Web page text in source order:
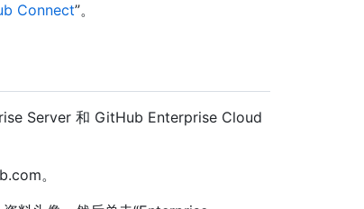
Connect”。
Server 和 GitHub Enterprise Cloud
。